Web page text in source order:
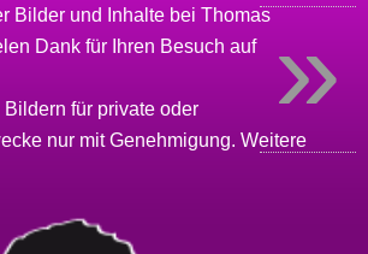
Bilder und Inhalte beiThomas
Dank für Ihren Besuch auf
für private oder
nur mit Genehmigung.Weitere
»